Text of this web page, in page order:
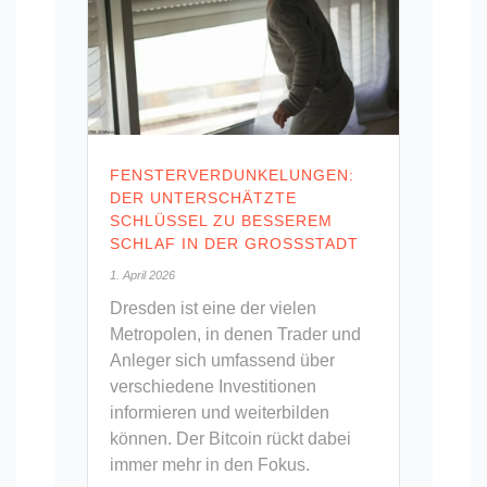
FENSTERVERDUNKELUNGEN:
DER UNTERSCHÄTZTE
SCHLÜSSEL ZU BESSEREM
SCHLAF IN DER GROSSSTADT
1. April 2026
Dresden ist eine der vielen
Metropolen, in denen Trader und
Anleger sich umfassend über
verschiedene Investitionen
informieren und weiterbilden
können. Der Bitcoin rückt dabei
immer mehr in den Fokus.